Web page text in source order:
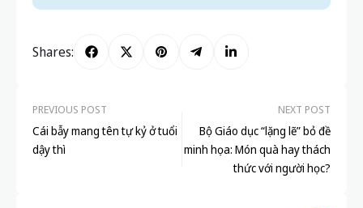
Shares:
PREVIOUS POST
Cái bẫy mang tên tự kỷ ở tuổi
dậy thì
NEXT POST
Bộ Giáo dục “lặng lẽ” bỏ đề
minh họa: Món quà hay thách
thức với người học?